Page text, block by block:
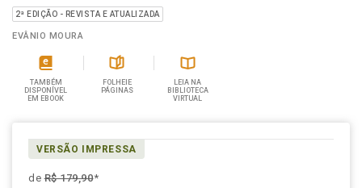
2ª EDIÇÃO - REVISTA E ATUALIZADA
EVÂNIO MOURA
TAMBÉM
DISPONÍVEL
EM EBOOK
FOLHEIE
PÁGINAS
LEIA NA
BIBLIOTECA
VIRTUAL
VERSÃO IMPRESSA
deR$ 179,90*